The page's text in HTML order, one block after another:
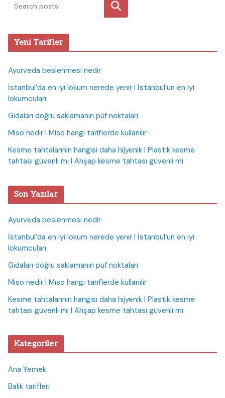
Ara
Yeni Tarifler
Ayurveda beslenmesi nedir
İstanbul’da en iyi lokum nerede yenir I İstanbul’un en iyi
lokumcuları
Gıdaları doğru saklamanın püf noktaları
Miso nedir I Miso hangi tariflerde kullanılır
Kesme tahtalarının hangisi daha hijyenik I Plastik kesme
tahtası güvenli mi I Ahşap kesme tahtası güvenli mi
Son Yazılar
Ayurveda beslenmesi nedir
İstanbul’da en iyi lokum nerede yenir I İstanbul’un en iyi
lokumcuları
Gıdaları doğru saklamanın püf noktaları
Miso nedir I Miso hangi tariflerde kullanılır
Kesme tahtalarının hangisi daha hijyenik I Plastik kesme
tahtası güvenli mi I Ahşap kesme tahtası güvenli mi
Kategoriler
Ana Yemek
Balık tarifleri